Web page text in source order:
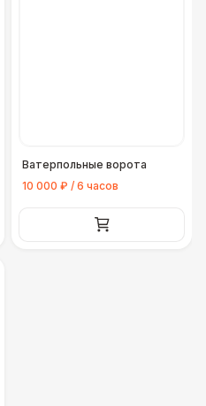
Ватерпольные ворота
10 000 ₽ / 6 часов